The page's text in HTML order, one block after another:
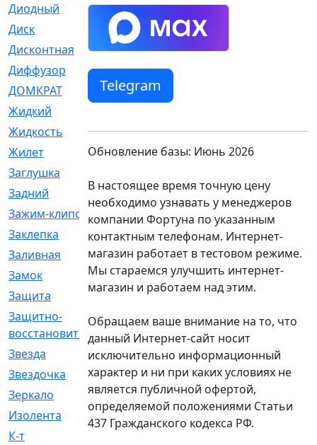
Диодный
[3]
Диск
[418]
Дисконтная
[1]
Диффузор
[1]
ДОМКРАТ
[1]
Жидкий
Жидкость
[80]
Жилет
[1]
Заглушка
Задний
[528]
Зажим-клипса
[1]
Заклепка
[1]
Заливная
[4]
Замок
[12]
Защита
[79]
Защитно-
восстановительный
[4]
Звезда
[1]
Звездочка
[5]
Зеркало
[369]
Изолента
[1]
К-т
Telegram
Обновление базы: Июнь 2026
В настоящее время точную цену
необходимо узнавать у менеджеров
компании Фортуна по указанным
контактным телефонам. Интернет-
магазин работает в тестовом режиме.
Мы стараемся улучшить интернет-
магазин и работаем над этим.
Обращаем ваше внимание на то, что
данный Интернет-сайт носит
исключительно информационный
характер и ни при каких условиях не
является публичной офертой,
определяемой положениями Статьи
437 Гражданского кодекса РФ.